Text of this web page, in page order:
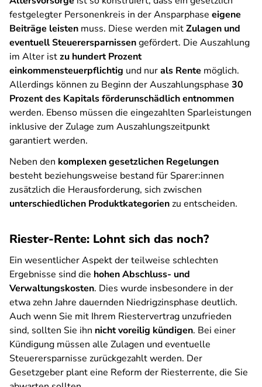
festgelegter Personenkreis in der Ansparphase eigene
Beiträge leisten muss. Diese werden mitZulagen und
eventuell Steuerersparnissengefördert. Die Auszahlung
im Alter istzu hundert Prozent
einkommensteuerpflichtig und nurals Rente möglich.
Allerdings können zu Beginn der Auszahlungsphase 30
Prozent des Kapitals förderunschädlich entnommen
werden. Ebenso müssen die eingezahlten Sparleistungen
inklusive der Zulage zum Auszahlungszeitpunkt
garantiert werden.
Neben den komplexen gesetzlichen Regelungen
besteht beziehungsweise bestand für Sparer:innen
zusätzlich die Herausforderung, sich zwischen
unterschiedlichen Produktkategorienzu entscheiden.
Riester-Rente: Lohnt sich das noch?
Ein wesentlicher Aspekt der teilweise schlechten
Ergebnisse sind die hohen Abschluss- und
Verwaltungskosten. Dies wurde insbesondere in der
etwa zehn Jahre dauernden Niedrigzinsphase deutlich.
Auch wenn Sie mit Ihrem Riestervertrag unzufrieden
sind, sollten Sie ihn nicht voreilig kündigen. Bei einer
Kündigung müssen alle Zulagen und eventuelle
Steuerersparnisse zurückgezahlt werden. Der
Gesetzgeber plant eine Reform der Riesterrente, die Sie